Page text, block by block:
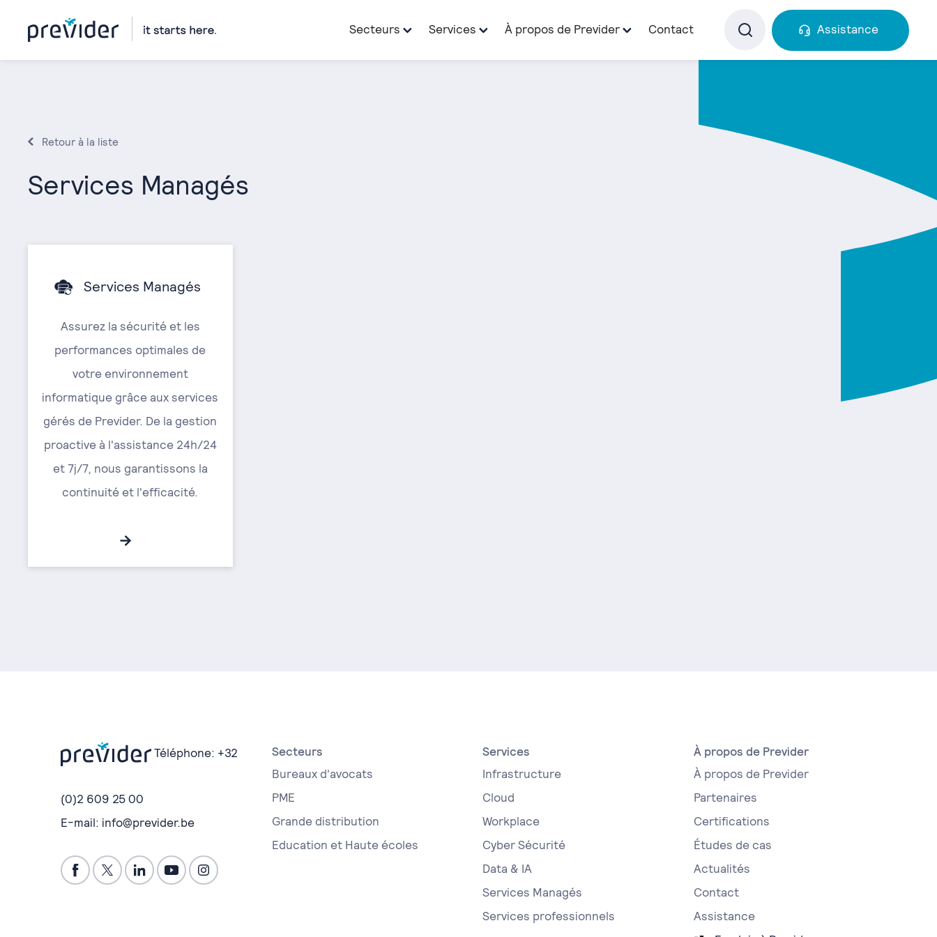
Secteurs Services À propos de Previder Contact Assistance
Retour à la liste
Services Managés
Services Managés
Assurez la sécurité et les
performances optimales de
votre environnement
informatique grâce aux services
gérés de Previder. De la gestion
proactive à l'assistance 24h/24
et 7j/7, nous garantissons la
continuité et l'efficacité.
Téléphone: +32
(0)2 609 25 00
E-mail: info@previder.be
Secteurs
Bureaux d'avocats
PME
Grande distribution
Education et Haute écoles
Services
Infrastructure
Cloud
Workplace
Cyber Sécurité
Data & IA
Services Managés
Services professionnels
À propos de Previder
À propos de Previder
Partenaires
Certifications
Études de cas
Actualités
Contact
Assistance